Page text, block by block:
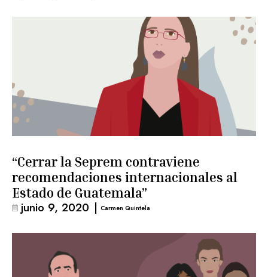
“Cerrar la Seprem contraviene
recomendaciones internacionales al
Estado de Guatemala”
junio 9, 2020 | Carmen Quintela